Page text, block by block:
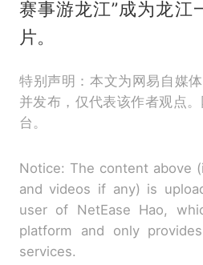
赛事游龙江”成为龙江
片。
特别声明：本文为网易自媒
并发布，仅代表该作者观点
台。
Notice: The content above
and videos if any) is
user of NetEase Hao,
platform and only
services.